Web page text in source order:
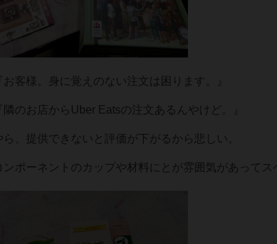
お客様。身に覚えのない注文は困ります。』
隣のお店からUber Eatsの注文あるんやけど。』
ら、提供できないと評価が下がるから悲しい。
ンポーネントのカップや材料にとが雰囲気があってス